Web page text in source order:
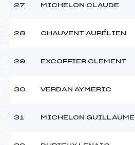
27 MICHELON CLAUDE
28 CHAUVENT AURÉLIEN
29 EXCOFFIER CLEMENT
30 VERDAN AYMERIC
31 MICHELON GUILLAUME